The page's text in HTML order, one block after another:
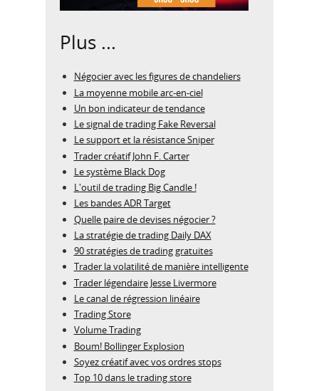
Plus ...
Négocier avec les figures de chandeliers
La moyenne mobile arc-en-ciel
Un bon indicateur de tendance
Le signal de trading Fake Reversal
Le support et la résistance Sniper
Trader créatif John F. Carter
Le système Black Dog
L'outil de trading Big Candle !
Les bandes ADR Target
Quelle paire de devises négocier ?
La stratégie de trading Daily DAX
90 stratégies de trading gratuites
Trader la volatilité de manière intelligente
Trader légendaire Jesse Livermore
Le canal de régression linéaire
Trading Store
Volume Trading
Boum! Bollinger Explosion
Soyez créatif avec vos ordres stops
Top 10 dans le trading store